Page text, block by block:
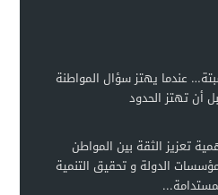
عندما يهتز سؤال المواطنة
أن تهتز الحدود
تعزيز الثقة بين المواطن
الدولة و تحقيق التنمية